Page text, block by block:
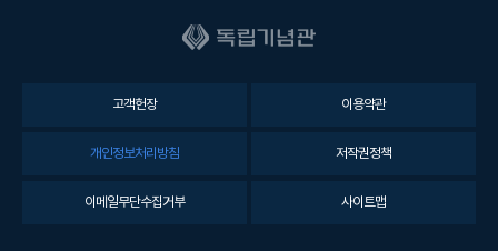
고객헌장 이용약관
개인정보처리방침 저작권정책
이메일무단수집거부 사이트맵